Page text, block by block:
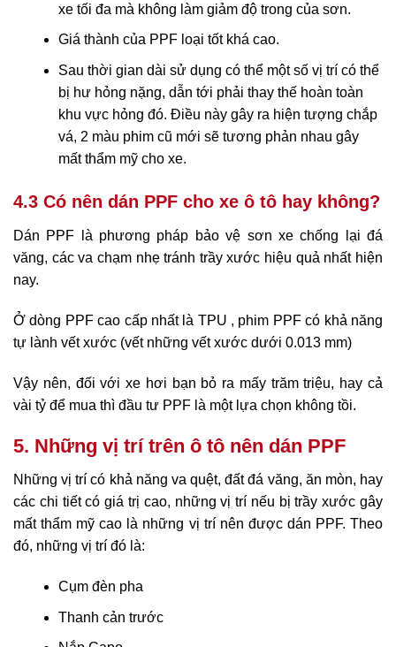
xe tối đa mà không làm giảm độ trong của sơn.
Giá thành của PPF loại tốt khá cao.
Sau thời gian dài sử dụng có thể một số vị trí có thể
bị hư hỏng nặng, dẫn tới phải thay thế hoàn toàn
khu vực hỏng đó. Điều này gây ra hiện tượng chắp
vá, 2 màu phim cũ mới sẽ tương phản nhau gây
mất thẩm mỹ cho xe.
4.3 Có nên dán PPF cho xe ô tô hay không?
Dán PPF là phương pháp bảo vệ sơn xe chống lại đá
văng, các va chạm nhẹ tránh trầy xước hiệu quả nhất hiện
nay.
Ở dòng PPF cao cấp nhất là TPU , phim PPF có khả năng
tự lành vết xước (vết những vết xước dưới 0.013 mm)
Vậy nên, đối với xe hơi bạn bỏ ra mấy trăm triệu, hay cả
vài tỷ để mua thì đầu tư PPF là một lựa chọn không tồi.
5. Những vị trí trên ô tô nên dán PPF
Những vị trí có khả năng va quệt, đất đá văng, ăn mòn, hay
các chi tiết có giá trị cao, những vị trí nếu bị trầy xước gây
mất thẩm mỹ cao là những vị trí nên được dán PPF. Theo
đó, những vị trí đó là:
Cụm đèn pha
Thanh cản trước